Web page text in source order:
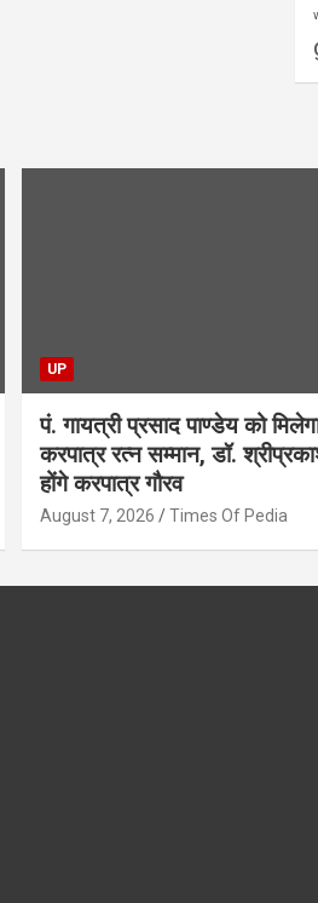
UP
पं. गायत्री प्रसाद पाण्डेय को
करपात्र रत्न सम्मान, डॉ.
होंगे करपात्र गौरव
August 7, 2026 Times Of Pedia